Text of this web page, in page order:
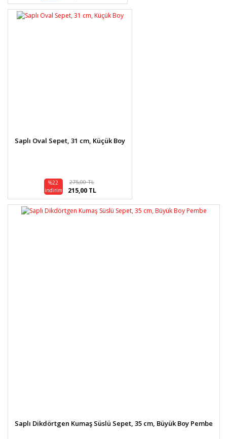
Saplı Oval Sepet, 31 cm, Küçük Boy
%22
indirim
275,00 TL
215,00 TL
Saplı Dikdörtgen Kumaş Süslü Sepet, 35 cm, Büyük Boy Pembe